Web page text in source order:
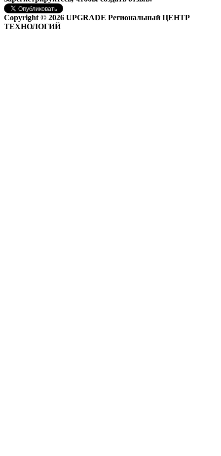
Copyright © 2026 UPGRADE Региональный ЦЕНТР
ТЕХНОЛОГИЙ